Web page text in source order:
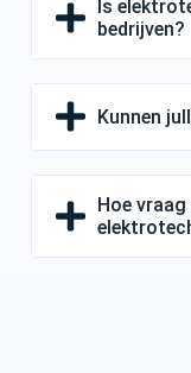
Is
bedrijven?
Kunnen
Hoe